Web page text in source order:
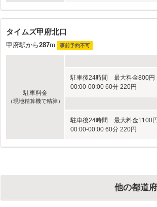
タイムズ甲府北口
甲府駅から287m 事前予約不可
駐車料金
（現地精算機で精算）
駐車後24時間 最大料金800円
00:00-00:00 60分 220円
駐車後24時間 最大料金1100円
00:00-00:00 60分 220円
他の都道